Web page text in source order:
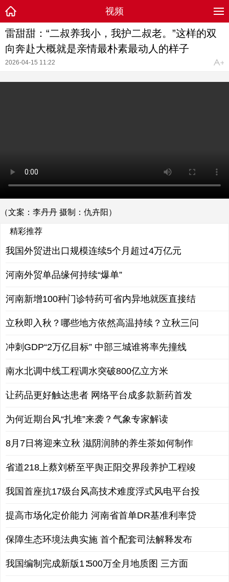
视频
雷甜甜：“二叔养我小，我护二叔老。”这样的双
向奔赴大概就是亲情最朴素最动人的样子
2026-04-15 11:22
（文案：李丹丹 摄制：仇卉阳）
精彩推荐
我国外贸进出口规模连续5个月超过4万亿元
河南外贸单品缘何持续“爆单”
河南新增100种门诊特药可省内异地就医直接结
立秋即入秋？哪些地方依然高温持续？立秋三问
冲刺GDP“2万亿目标” 中部三城谁将率先撞线
南水北调中线工程调水突破800亿立方米
让药品更好触达患者 网络平台成多款新药首发
为何近期台风“扎堆”来袭？气象专家解读
8月7日将迎来立秋 滋阴润肺的养生茶如何制作
省道218上蔡刘桥至平舆正阳交界段养护工程竣
我国首座抗17级台风高技术难度浮式风电平台投
提高市场化定价能力 河南省首单DR基准利率贷
保障生态环境法典实施 首个配套司法解释发布
我国编制完成新版1∶500万全月地质图 三方面